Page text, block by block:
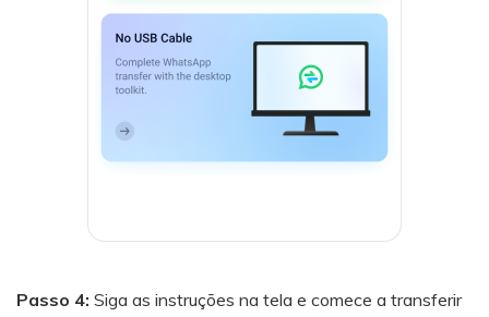
Passo 4: Siga as instruções na tela e comece a transferir